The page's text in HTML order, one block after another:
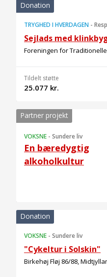
Donation
TRYGHED I HVERDAGEN -
Sejlads med
Foreningen for
Tildelt støtte
25.077 kr.
Partner projekt
VOKSNE - Sundere liv
En bæredygtig
alkoholkultur
Donation
VOKSNE - Sundere liv
"Cykeltur i Solskin"
Birkehøj Fløj 86/88,